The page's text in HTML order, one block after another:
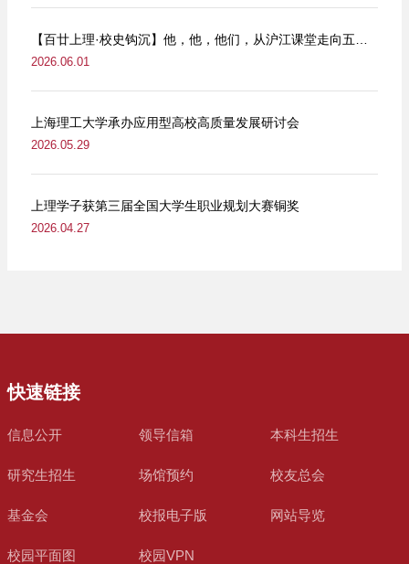
2026.06.01
上海理工大学承办应用型高校高质量发展研讨会
2026.05.29
上理学子获第三届全国大学生职业规划大赛铜奖
2026.04.27
快速链接
信息公开 领导信箱 本科生招生
研究生招生 场馆预约 校友总会
基金会 校报电子版 网站导览
校园平面图 校园VPN